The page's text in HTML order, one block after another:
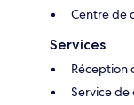
Centre de
Services
Réception
Service